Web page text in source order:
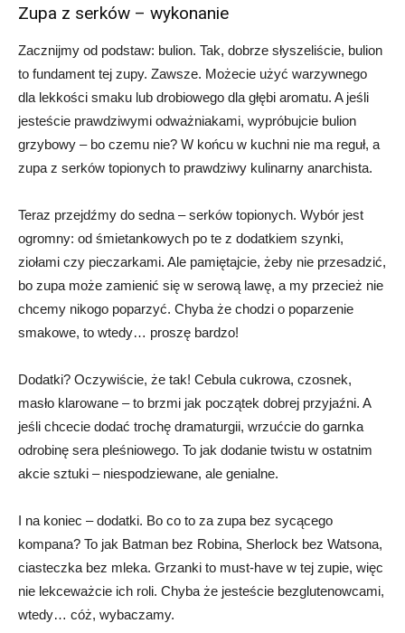
Zupa z serków – wykonanie
Zacznijmy od podstaw: bulion. Tak, dobrze słyszeliście, bulion
to fundament tej zupy. Zawsze. Możecie użyć warzywnego
dla lekkości smaku lub drobiowego dla głębi aromatu. A jeśli
jesteście prawdziwymi odważniakami, wypróbujcie bulion
grzybowy – bo czemu nie? W końcu w kuchni nie ma reguł, a
zupa z serków topionych to prawdziwy kulinarny anarchista.
Teraz przejdźmy do sedna – serków topionych. Wybór jest
ogromny: od śmietankowych po te z dodatkiem szynki,
ziołami czy pieczarkami. Ale pamiętajcie, żeby nie przesadzić,
bo zupa może zamienić się w serową lawę, a my przecież nie
chcemy nikogo poparzyć. Chyba że chodzi o poparzenie
smakowe, to wtedy… proszę bardzo!
Dodatki? Oczywiście, że tak! Cebula cukrowa, czosnek,
masło klarowane – to brzmi jak początek dobrej przyjaźni. A
jeśli chcecie dodać trochę dramaturgii, wrzućcie do garnka
odrobinę sera pleśniowego. To jak dodanie twistu w ostatnim
akcie sztuki – niespodziewane, ale genialne.
I na koniec – dodatki. Bo co to za zupa bez sycącego
kompana? To jak Batman bez Robina, Sherlock bez Watsona,
ciasteczka bez mleka. Grzanki to must-have w tej zupie, więc
nie lekceważcie ich roli. Chyba że jesteście bezglutenowcami,
wtedy… cóż, wybaczamy.